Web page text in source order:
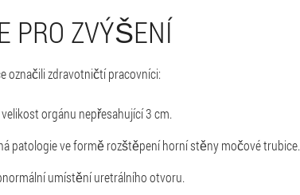
PRO ZVÝŠENÍ
označili zdravotničtí pracovníci:
orgánu nepřesahující 3 cm.
patologie ve formě rozštěpení horní stěny močové trubice.
umístění uretrálního otvoru.